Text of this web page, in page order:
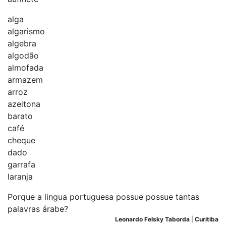
alga
algarismo
algebra
algodão
almofada
armazem
arroz
azeitona
barato
café
cheque
dado
garrafa
laranja
Porque a lingua portuguesa possue possue tantas
palavras árabe?
Leonardo Felsky Taborda
Curitiba